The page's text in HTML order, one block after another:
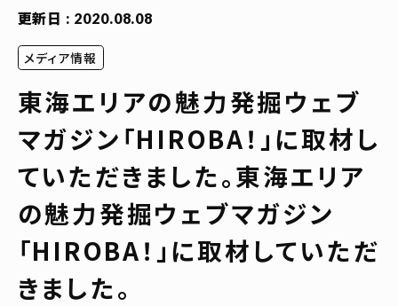
更新日 : 2020.08.08
メディア情報
東海エリアの魅力発掘ウェブ
マガジン「HIROBA！」に取材し
ていただきました。東海エリア
の魅力発掘ウェブマガジン
「HIROBA！」に取材していただ
きました。